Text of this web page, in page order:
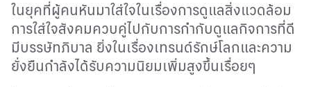
ในยุคที่ผู้คนหันมาใส่ใจในเรื่องการดูแลสิ่งแวดล้อม
การใส่ใจสังคมควบคู่ไปกับการกำกับดูแลกิจการที่ดี
มีบรรษัทภิบาล ยิ่งในเรื่องเทรนด์รักษ์โลกและความ
ยั่งยืนกำลังได้รับความนิยมเพิ่มสูงขึ้นเรื่อยๆ